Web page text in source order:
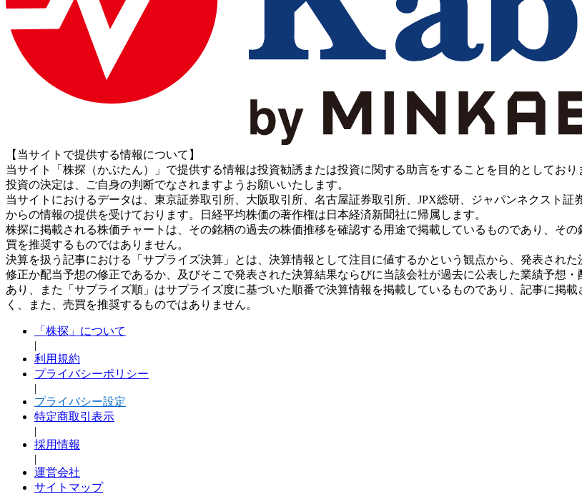
【当サイトで提供する情報について】
当サイト「株探（かぶたん）」で提供する情報は投資勧誘または投資に関する助言をすることを目的としており
投資の決定は、ご自身の判断でなされますようお願いいたします。
当サイトにおけるデータは、東京証券取引所、大阪取引所、名古屋証券取引所、JPX総研、ジャパンネクスト証
からの情報の提供を受けております。日経平均株価の著作権は日本経済新聞社に帰属します。
株探に掲載される株価チャートは、その銘柄の過去の株価推移を確認する用途で掲載しているものであり、そ
買を推奨するものではありません。
決算を扱う記事における「サプライズ決算」とは、決算情報として注目に値するかという観点から、発表され
修正か配当予想の修正であるか、及びそこで発表された決算結果ならびに当該会社が過去に公表した業績予想
あり、また「サプライズ順」はサプライズ度に基づいた順番で決算情報を掲載しているものであり、記事に掲
く、また、売買を推奨するものではありません。
「株探」について
|
利用規約
プライバシーポリシー
|
プライバシー設定
特定商取引表示
|
採用情報
|
運営会社
サイトマップ